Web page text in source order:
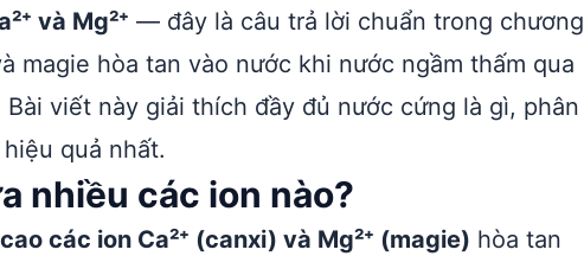
và Mg²⁺ — đây là câu trả lời chuẩn trong chương
magie hòa tan vào nước khi nước ngầm thấm qua
viết này giải thích đầy đủ nước cứng là gì, phân
quả nhất.
nhiều các ion nào?
các ion Ca²⁺ (canxi) và Mg²⁺ (magie) hòa tan